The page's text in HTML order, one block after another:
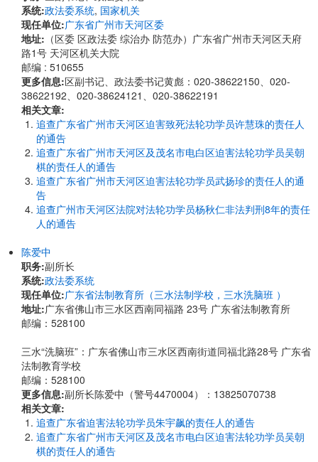
系统:政法委系统, 国家机关
现任单位:广东省广州市天河区委
地址: ​​（区委 区政法委 综治办 防范办）广东省广州市天河区天府
路1号 天河区机关大院
邮编 : 510655
更多信息:区副书记、政法委书记黄彪：020-38622150、020-
38622192、020-38624121、020-38622191
相关文章:
追查广东省广州市天河区迫害致死法轮功学员许慧珠的责任人
的通告
追查广东省广州市天河区及茂名市电白区迫害法轮功学员吴朝
棋的责任人的通告
追查广东省广州市天河区迫害法轮功学员武扬珍的责任人的通
告
追查广州市天河区法院对法轮功学员杨秋仁非法判刑8年的责任
人的通告
陈爱中
职务:副所长
系统:政法委系统
现任单位:广东省法制教育所（三水法制学校，三水洗脑班 ）
地址:广东省佛山市三水区西南同福路 23号 广东省法制教育所
邮编：528100
三水“洗脑班”：广东省佛山市三水区西南街道同福北路28号 广东省
法制教育学校
邮编：528100
更多信息:副所长陈爱中（警号4470004）：13825070738
相关文章:
追查广东省迫害法轮功学员朱宇飙的责任人的通告
追查广东省广州市天河区及茂名市电白区迫害法轮功学员吴朝
棋的责任人的通告